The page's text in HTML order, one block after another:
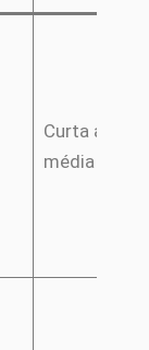
Curta a
média